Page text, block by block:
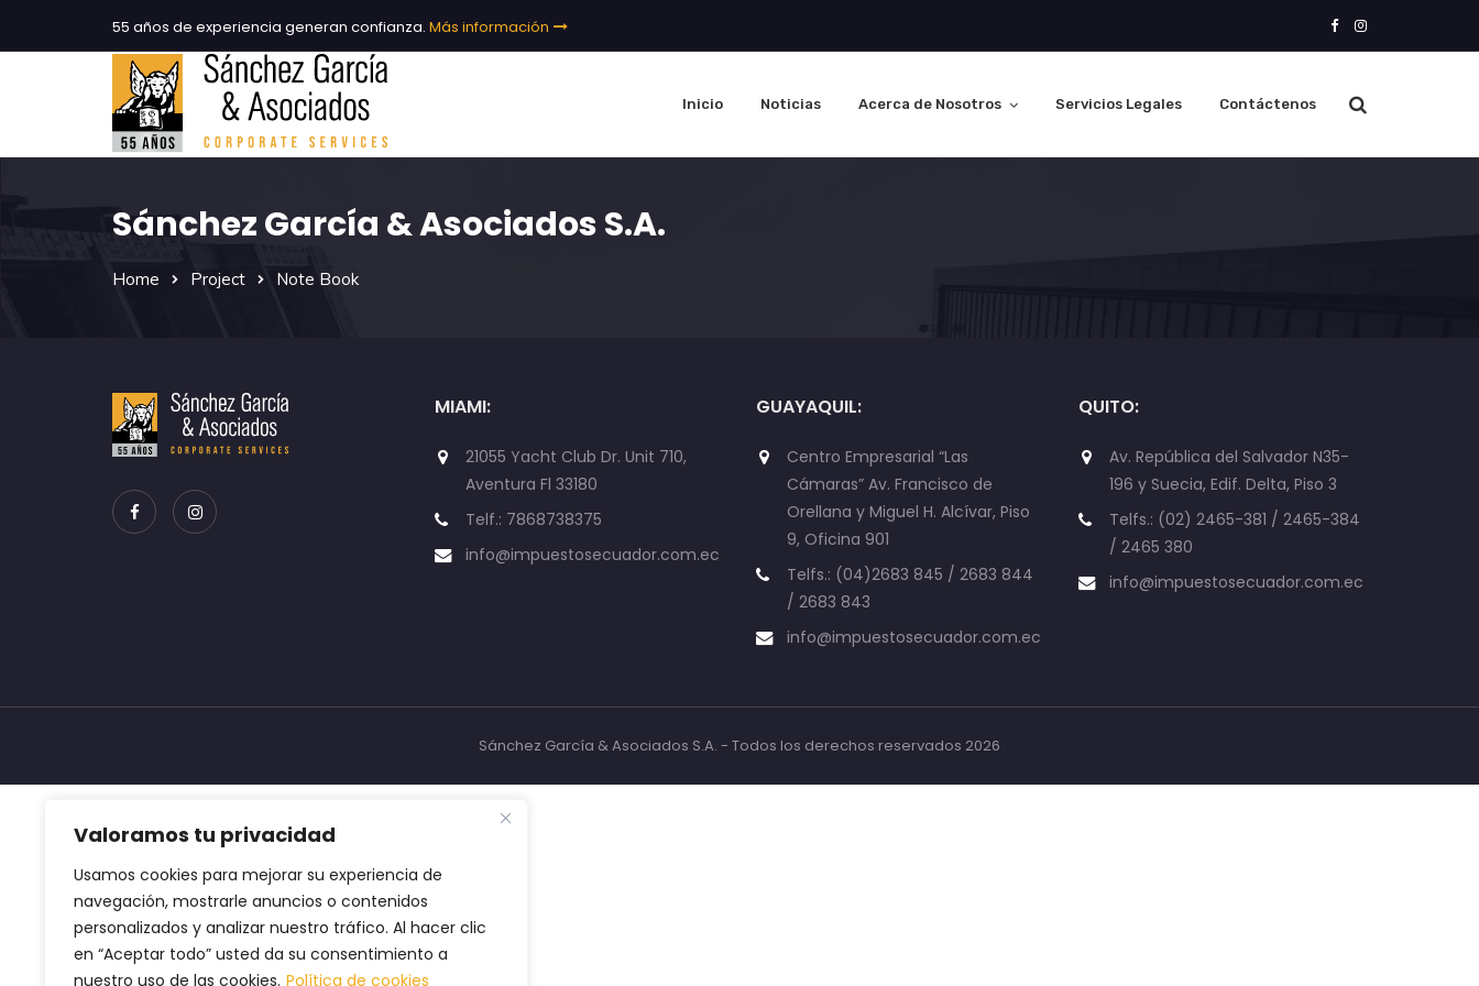
Valoramos tu privacidad
Usamos cookies para mejorar su experiencia de
navegación, mostrarle anuncios o contenidos
personalizados y analizar nuestro tráfico. Al hacer clic
en “Aceptar todo” usted da su consentimiento a
nuestro uso de las cookies. Política de cookies
55 años de experiencia generan confianza. Más información
Inicio Noticias Acerca de Nosotros Servicios Legales Contáctenos
Sánchez García & Asociados S.A.
Home Project Note Book
MIAMI:
21055 Yacht Club Dr. Unit 710,
Aventura Fl 33180
Telf.: 7868738375
info@impuestosecuador.com.ec
GUAYAQUIL:
Centro Empresarial “Las
Cámaras” Av. Francisco de
Orellana y Miguel H. Alcívar, Piso
9, Oficina 901
Telfs.: (04)2683 845 / 2683 844
/ 2683 843
info@impuestosecuador.com.ec
QUITO:
Av. República del Salvador N35-
196 y Suecia, Edif. Delta, Piso 3
Telfs.: (02) 2465-381 / 2465-384
/ 2465 380
info@impuestosecuador.com.ec
Sánchez García & Asociados S.A. - Todos los derechos reservados 2026